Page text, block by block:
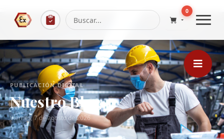
0
PUBLICACIÓN DIGITAL
Nuestro Blog
Viernes, 7 de agosto de 2026